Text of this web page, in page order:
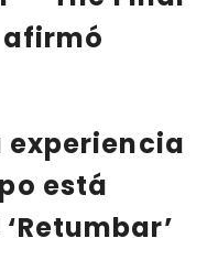
afirmó
está